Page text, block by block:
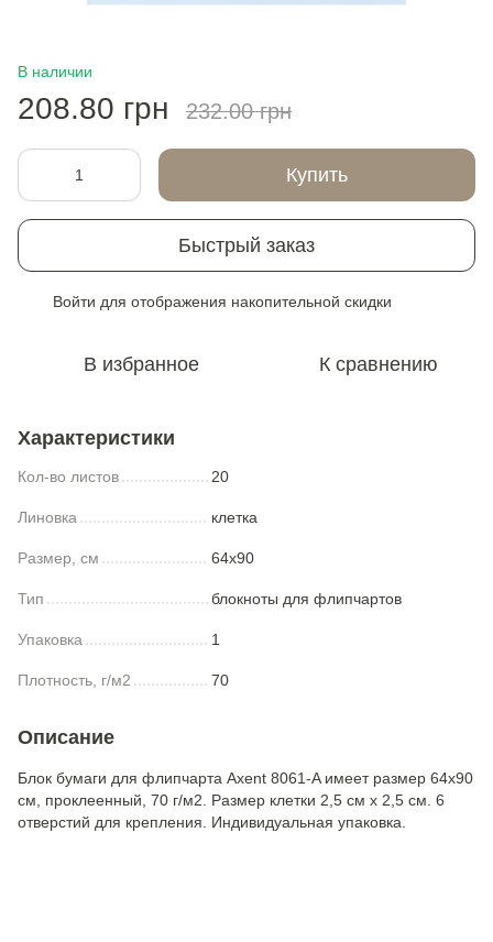
В наличии
208.80 грн 232.00 грн
Купить
Быстрый заказ
Войти для отображения накопительной скидки
В избранное К сравнению
Характеристики
Кол-во листов 20
Линовка клетка
Размер, см 64x90
Тип блокноты для флипчартов
Упаковка 1
Плотность, г/м2 70
Описание
Блок бумаги для флипчарта Axent 8061-A имеет размер 64х90
см, проклеенный, 70 г/м2. Размер клетки 2,5 см х 2,5 см. 6
отверстий для крепления. Индивидуальная упаковка.